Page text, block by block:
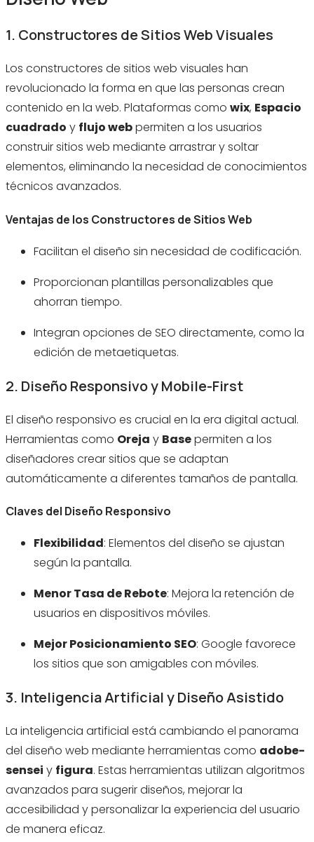
1. Constructores de Sitios Web Visuales
Los constructores de sitios web visuales han
revolucionado la forma en que las personas crean
contenido en la web. Plataformas como wix, Espacio
cuadrado y flujo webpermiten a los usuarios
construir sitios web mediante arrastrar y soltar
elementos, eliminando la necesidad de conocimientos
técnicos avanzados.
Ventajas de los Constructores de Sitios Web
Facilitan el diseño sin necesidad de codificación.
Proporcionan plantillas personalizables que
ahorran tiempo.
Integran opciones de SEO directamente, como la
edición de metaetiquetas.
2. Diseño Responsivo y Mobile-First
El diseño responsivo es crucial en la era digital actual.
Herramientas como Oreja y Basepermiten a los
diseñadores crear sitios que se adaptan
automáticamente a diferentes tamaños de pantalla.
Claves del Diseño Responsivo
Flexibilidad: Elementos del diseño se ajustan
según la pantalla.
Menor Tasa de Rebote: Mejora la retención de
usuarios en dispositivos móviles.
Mejor Posicionamiento SEO: Google favorece
los sitios que son amigables con móviles.
3. Inteligencia Artificial y Diseño Asistido
La inteligencia artificial está cambiando el panorama
del diseño web mediante herramientas como adobe-
sensei y figura. Estas herramientas utilizan algoritmos
avanzados para sugerir diseños, mejorar la
accesibilidad y personalizar la experiencia del usuario
de manera eficaz.